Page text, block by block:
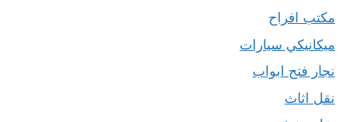
مكتب افراح
ميكانيكي سيارات
نجار فتح ابواب
نقل اثاث